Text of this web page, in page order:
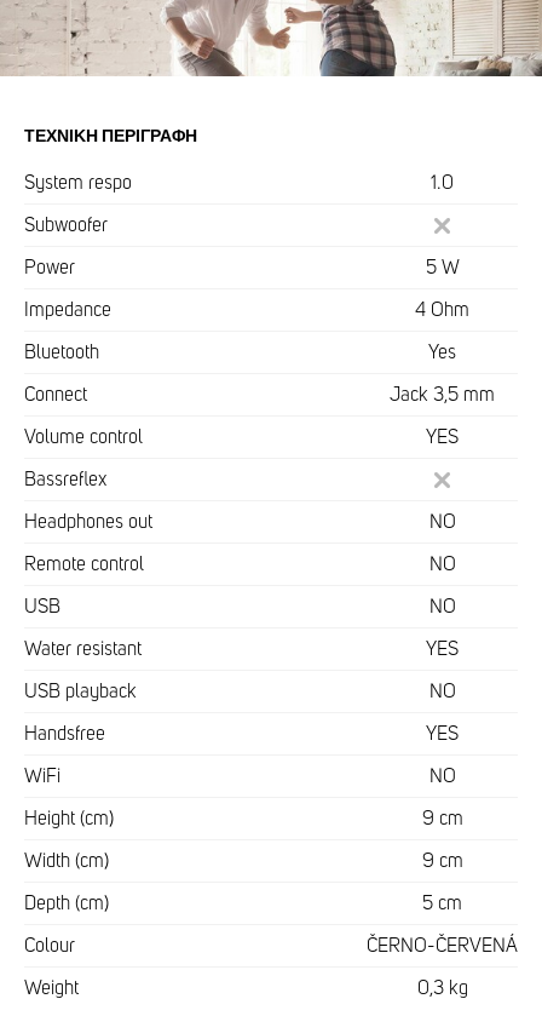
ΤΕΧΝΙΚΉ ΠΕΡΙΓΡΑΦΉ
System respo 1.0
Subwoofer
Power 5 W
Impedance 4 Ohm
Bluetooth Yes
Connect Jack 3,5 mm
Volume control YES
Bassreflex
Headphones out NO
Remote control NO
USB NO
Water resistant YES
USB playback NO
Handsfree YES
WiFi NO
Height (cm) 9 cm
Width (cm) 9 cm
Depth (cm) 5 cm
Colour ČERNO-ČERVENÁ
Weight 0,3 kg